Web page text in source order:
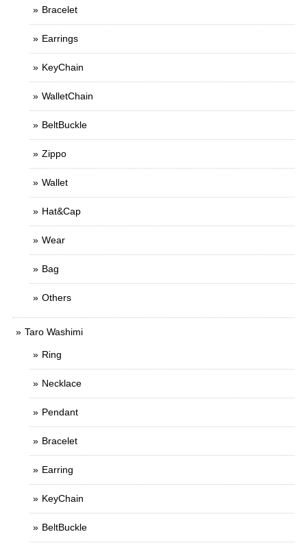
Bracelet
Earrings
KeyChain
WalletChain
BeltBuckle
Zippo
Wallet
Hat&Cap
Wear
Bag
Others
Taro Washimi
Ring
Necklace
Pendant
Bracelet
Earring
KeyChain
BeltBuckle